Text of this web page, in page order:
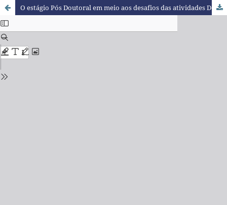
O estágio Pós Doutoral em meio aos desafios das atividades Docentes e o processo de construção da autonomia investigativa